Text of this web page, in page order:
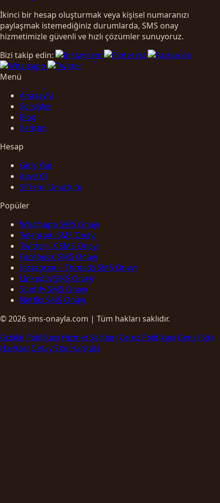
İkinci bir hesap oluşturmak veya kişisel numaranızı
paylaşmak istemediğiniz durumlarda, SMS onay
hizmetimizle güvenli ve hızlı çözümler sunuyoruz.
Bizi takip edin:
Menü
Anasayfa
Servisler
Blog
İletişim
Hesap
Giriş Yap
Kayıt Ol
Şifremi Unuttum
Popüler
Whatsapp SMS Onayı
Telegram SMS Onayı
Twitter - X SMS Onayı
Facebook SMS Onayı
Instagram - Threads SMS Onayı
LinkedIn SMS Onayı
Spotify SMS Onayı
Netflix SMS Onayı
© 2026 sms-onayla.com | Tüm hakları saklıdır.
Gizlilik Politikası Hizmet Şartları Çerez Politikası Genel Site
Haritası Detay Site Haritası